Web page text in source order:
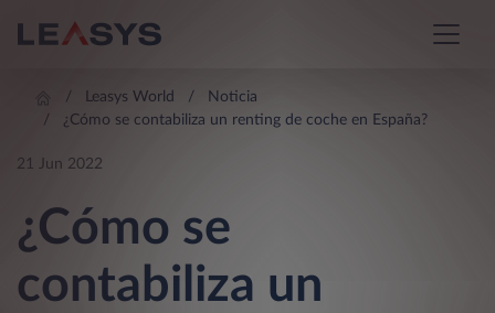
Leasys World
Noticia
¿Cómo se contabiliza un renting de coche en España?
21 Jun 2022
¿Cómo se
contabiliza un